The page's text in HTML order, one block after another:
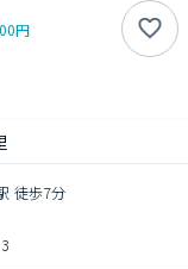
円
徒歩7分